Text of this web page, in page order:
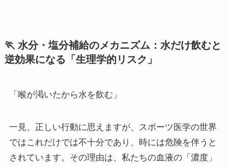
🏃 水分・塩分補給のメカニズム：水だけ飲むと
逆効果になる「生理学的リスク」
「喉が渇いたから水を飲む」
一見、正しい行動に思えますが、スポーツ医学の世界
ではこれだけでは不十分であり、時には危険を伴うと
されています。その理由は、私たちの血液の「濃度」